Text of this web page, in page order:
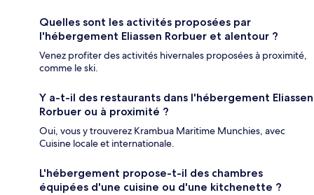
Quelles sont les activités proposées par
l'hébergement Eliassen Rorbuer et alentour ?
Venez profiter des activités hivernales proposées à proximité,
comme le ski.
Y a-t-il des restaurants dans l'hébergement Eliassen
Rorbuer ou à proximité ?
Oui, vous y trouverez Krambua Maritime Munchies, avec
Cuisine locale et internationale.
L'hébergement propose-t-il des chambres
équipées d'une cuisine ou d'une kitchenette ?